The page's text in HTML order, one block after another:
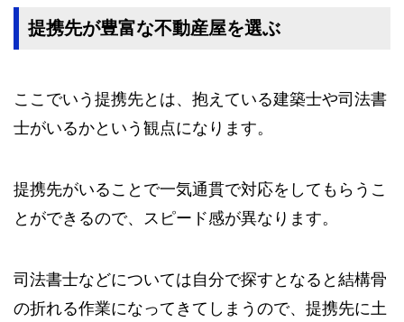
提携先が豊富な不動産屋を選ぶ
ここでいう提携先とは、抱えている建築士や司法書
士がいるかという観点になります。
提携先がいることで一気通貫で対応をしてもらうこ
とができるので、スピード感が異なります。
司法書士などについては自分で探すとなると結構骨
の折れる作業になってきてしまうので、提携先に土